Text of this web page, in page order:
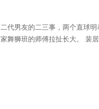
代男友的二三事，两个直球
舞狮班的师傅拉扯长大。 裴
苦，直到他遇到何权青，遇到